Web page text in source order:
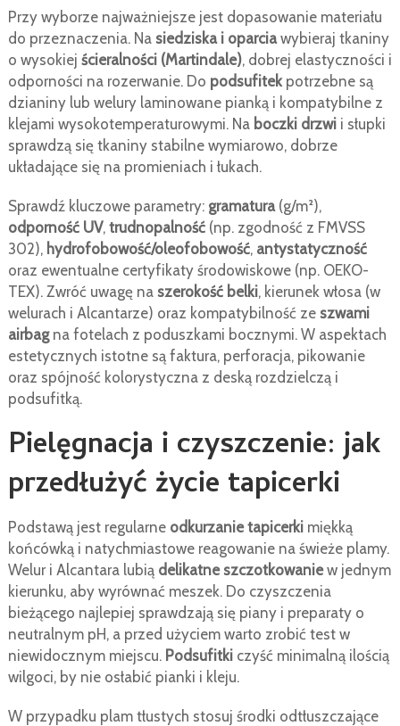
Przy wyborze najważniejsze jest dopasowanie materiału
do przeznaczenia. Na siedziska i oparciawybieraj tkaniny
o wysokiej ścieralności (Martindale), dobrej elastyczności i
odporności na rozerwanie. Do podsufitekpotrzebne są
dzianiny lub welury laminowane pianką i kompatybilne z
klejami wysokotemperaturowymi. Na boczki drzwii słupki
sprawdzą się tkaniny stabilne wymiarowo, dobrze
układające się na promieniach i łukach.
Sprawdź kluczowe parametry: gramatura(g/m²),
odporność UV, trudnopalność(np. zgodność z FMVSS
302), hydrofobowość/oleofobowość, antystatyczność
oraz ewentualne certyfikaty środowiskowe (np. OEKO-
TEX). Zwróć uwagę na szerokość belki, kierunek włosa (w
welurach i Alcantarze) oraz kompatybilność ze szwami
airbagna fotelach z poduszkami bocznymi. W aspektach
estetycznych istotne są faktura, perforacja, pikowanie
oraz spójność kolorystyczna z deską rozdzielczą i
podsufitką.
Pielęgnacja i czyszczenie: jak
przedłużyć życie tapicerki
Podstawą jest regularne odkurzanie tapicerkimiękką
końcówką i natychmiastowe reagowanie na świeże plamy.
Welur i Alcantara lubią delikatne szczotkowaniew jednym
kierunku, aby wyrównać meszek. Do czyszczenia
bieżącego najlepiej sprawdzają się piany i preparaty o
neutralnym pH, a przed użyciem warto zrobić test w
niewidocznym miejscu. Podsufitkiczyść minimalną ilością
wilgoci, by nie osłabić pianki i kleju.
W przypadku plam tłustych stosuj środki odtłuszczające